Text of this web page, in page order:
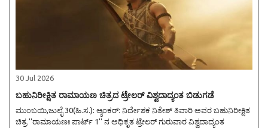
30 Jul 2026
ಬಹುನಿರೀಕ್ಷಿತ ರಾಮಾಯಣ ಚಿತ್ರದ ಟ್ರೇಲರ್ ವಿಶ್ವದಾದ್ಯಂತ ಬಿಡುಗಡೆ
ಮುಂಬಯಿ,ಜುಲೈ 30(ಹಿ.ಸ.): ಆ್ಯಂಕರ್: ನಿರ್ದೇಶಕ ನಿತೇಶ್ ತಿವಾರಿ ಅವರ ಬಹುನಿರೀಕ್ಷಿತ
ಚಿತ್ರ ''ರಾಮಾಯಣಃ ಪಾರ್ಟ್ 1'' ನ ಅಧಿಕೃತ ಟ್ರೇಲರ್ ಗುರುವಾರ ವಿಶ್ವದಾದ್ಯಂತ